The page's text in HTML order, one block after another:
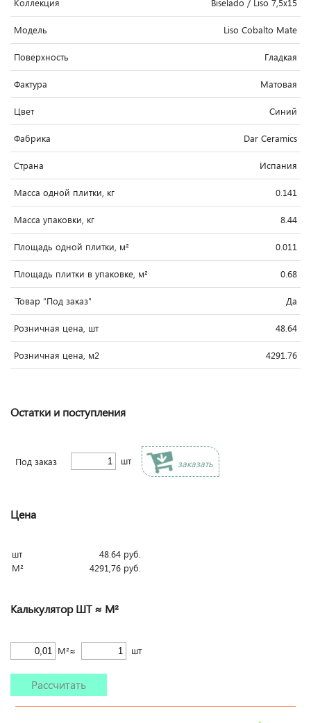
Коллекция Biselado / Liso 7,5x15
Модель Liso Cobalto Mate
Поверхность Гладкая
Фактура Матовая
Цвет Синий
Фабрика Dar Ceramics
Страна Испания
Масса одной плитки, кг 0.141
Масса упаковки, кг 8.44
Площадь одной плитки, м² 0.011
Площадь плитки в упаковке, м² 0.68
`Товар "Под заказ" Да
Розничная цена, шт 48.64
Розничная цена, м2 4291.76
Остатки и поступления
Под заказ шт заказать
Цена
шт 48.64 руб.
М²
4291,76 руб.
Калькулятор ШТ ≈ М²
М²≈ шт
Рассчитать